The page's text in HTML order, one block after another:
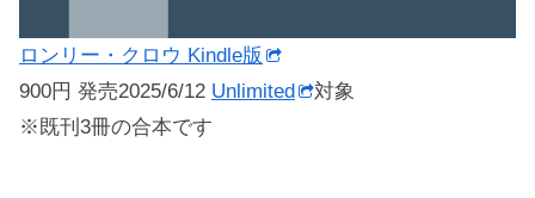
ロンリー・クロウ Kindle版
900円 発売2025/6/12 Unlimited
対象
※既刊3冊の合本です